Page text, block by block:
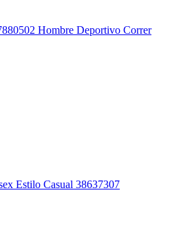
Hombre Deportivo Correr
Estilo Casual 38637307